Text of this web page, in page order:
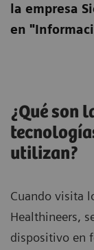
la empresa
en
¿Qué son
utilizan?
Cuando visita
Healthineers,
dispositivo en